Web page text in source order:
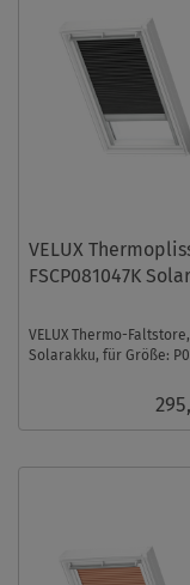
VELUX
FSCP081047K
VELUX Thermo-Faltstore,
Solarakku, für Größe: